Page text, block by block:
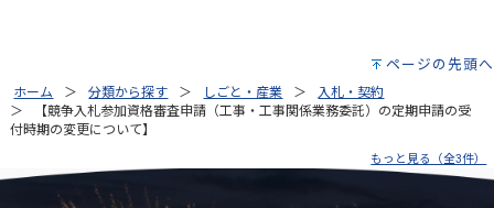
ページの先頭へ
ホーム 分類から探す しごと・産業
入札・契約
【競争入札参加資格審査申請（工事・工事関係業務委託）の定期申請の受
付時期の変更について】
もっと見る（全3件）